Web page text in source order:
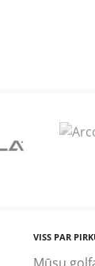
VISS PAR